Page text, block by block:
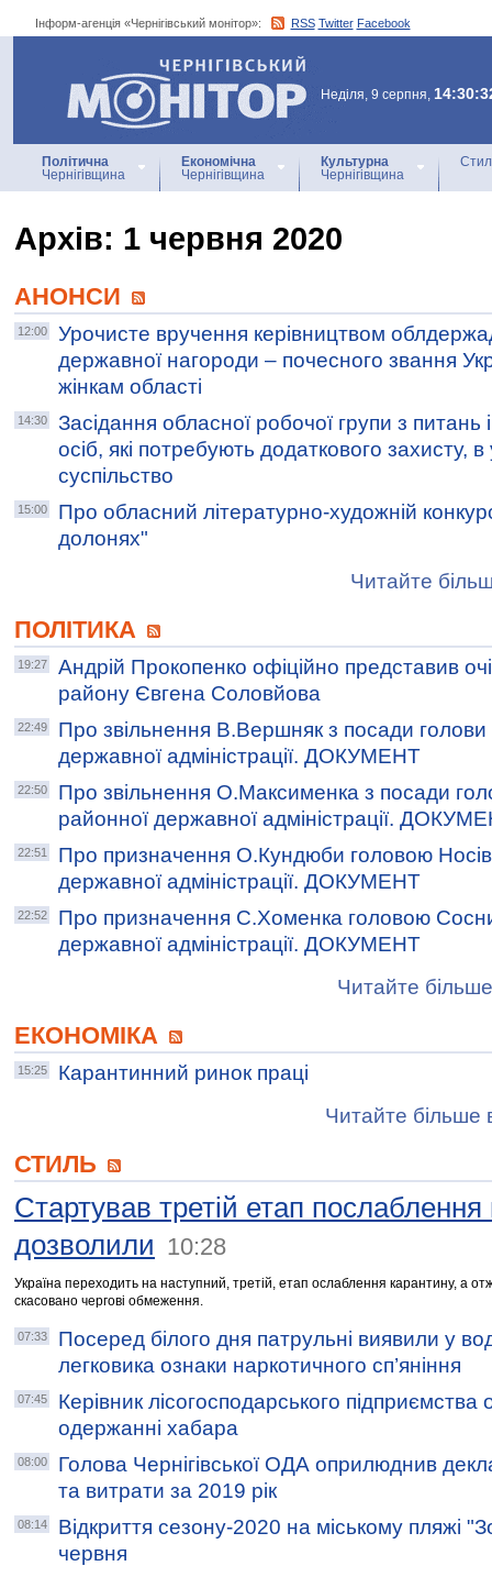
Інформ-агенція «Чернігівський монітор»: RSS Twitter Facebook
Інформ-агенція
«Чернігівський монітор»
Неділя, 9 серпня,
Політична
Чернігівщина
Економічна
Чернігівщина
Культурна
Чернігівщина
Архiв: 1 червня 2020
АНОНСИ
12:00
Урочисте вручення керівництвом
державної нагороди – почесного звання
жінкам області
14:30
Засідання обласної робочої групи з питань
осіб, які потребують додаткового захисту, в
суспільство
15:00
Про обласний літературно-художній
долонях"
Читайте
ПОЛІТИКА
19:27
Андрій Прокопенко офіційно представив
району Євгена Соловйова
22:49
Про звільнення В.Вершняк з посади голови
державної адміністрації. ДОКУМЕНТ
22:50
Про звільнення О.Максименка з посади
районної державної адміністрації.
22:51
Про призначення O.Кундюби головою
державної адміністрації. ДОКУМЕНТ
22:52
Про призначення С.Хоменка головою
державної адміністрації. ДОКУМЕНТ
Читайте
ЕКОНОМІКА
15:25
Карантинний ринок праці
Читайте більше
СТИЛЬ
Стартував третій етап
дозволили 10:28
Україна переходить на наступний, третій, етап ослаблення карантину, а
скасовано чергові обмеження.
07:33
Посеред білого дня патрульні виявили у
легковика ознаки наркотичного сп’яніння
07:45
Керівник лісогосподарського підприємства
одержанні хабара
08:00
Голова Чернігівської ОДА оприлюднив
та витрати за 2019 рік
08:14
Відкриття сезону-2020 на міському пляжі
червня